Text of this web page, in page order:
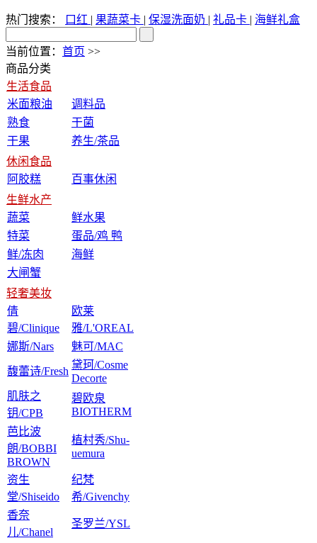
热门搜索： 口红 | 果蔬菜卡 | 保湿洗面奶 | 礼品卡 | 海鲜礼盒
当前位置： 首页 >>
商品分类
生活食品
米面粮油
调料品
熟食
干菌
干果
养生/茶品
休闲食品
阿胶糕
百事休闲
生鲜水产
蔬菜
鲜水果
特菜
蛋品/鸡 鸭
鲜/冻肉
海鲜
大闸蟹
轻奢美妆
倩
碧/Clinique
欧莱
雅/L'OREAL
娜斯/Nars
魅可/MAC
馥蕾诗/Fresh
黛珂/Cosme
Decorte
肌肤之
钥/CPB
碧欧泉
BIOTHERM
芭比波
朗/BOBBI
BROWN
植村秀/Shu-
uemura
资生
堂/Shiseido
纪梵
希/Givenchy
香奈
儿/Chanel
圣罗兰/YSL